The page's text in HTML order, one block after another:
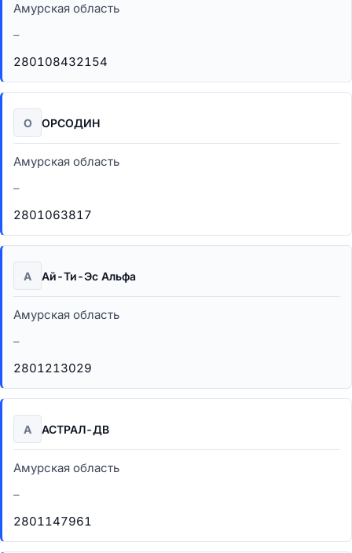
Амурская область
–
280108432154
О ОРСОДИН
Амурская область
–
2801063817
А Ай-Ти-Эс Альфа
Амурская область
–
2801213029
А АСТРАЛ-ДВ
Амурская область
–
2801147961